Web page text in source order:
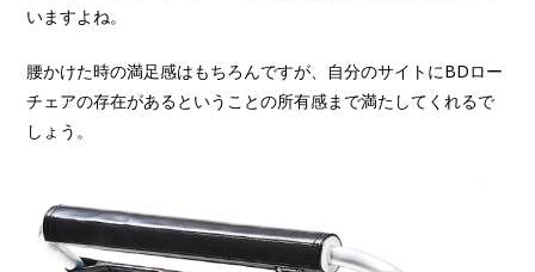
いますよね。
腰かけた時の満足感はもちろんですが、自分のサイトにBDロー
チェアの存在があるということの所有感まで満たしてくれるで
しょう。